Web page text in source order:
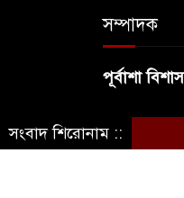
সম্পাদক
পূর্বাশা বিশাস
সংবাদ শিরোনাম ::